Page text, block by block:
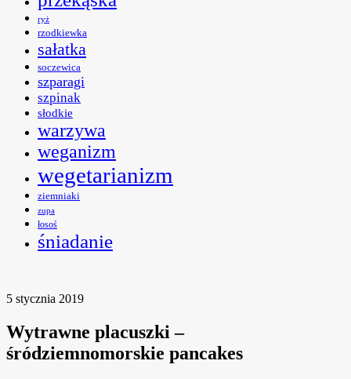
ryż
rzodkiewka
sałatka
soczewica
szparagi
szpinak
słodkie
warzywa
weganizm
wegetarianizm
ziemniaki
zupa
łosoś
śniadanie
5 stycznia 2019
Wytrawne placuszki –
śródziemnomorskie pancakes